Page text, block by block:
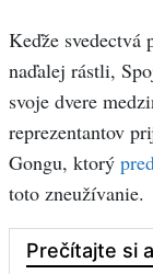
Keďže svedectvá
naďalej rástli,
svoje dvere
reprezentantov
Gongu, ktorý
toto zneužívanie.